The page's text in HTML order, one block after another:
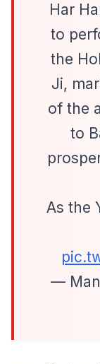
Har
to
the
Ji,
of the
to
As the
—